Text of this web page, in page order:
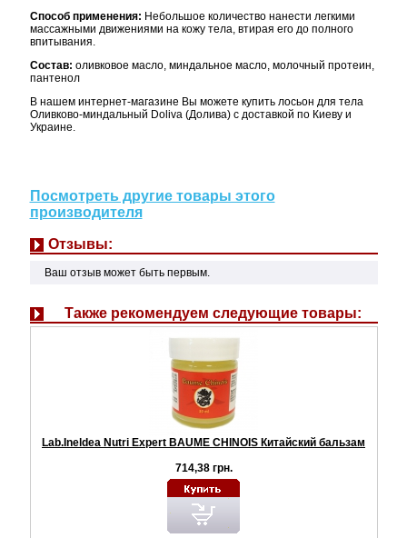
Способ применения: Небольшое количество нанести легкими
массажными движениями на кожу тела, втирая его до полного
впитывания.
Состав: оливковое масло, миндальное масло, молочный протеин,
пантенол
В нашем интернет-магазине Вы можете купить лосьон для тела
Оливково-миндальный Doliva (Долива) с доставкой по Киеву и
Украине.
Посмотреть другие товары этого
производителя
Отзывы:
Ваш отзыв может быть первым.
Также рекомендуем следующие товары:
Lab.Ineldea Nutri Expert BAUME CHINOIS Китайский бальзам
714,38 грн.